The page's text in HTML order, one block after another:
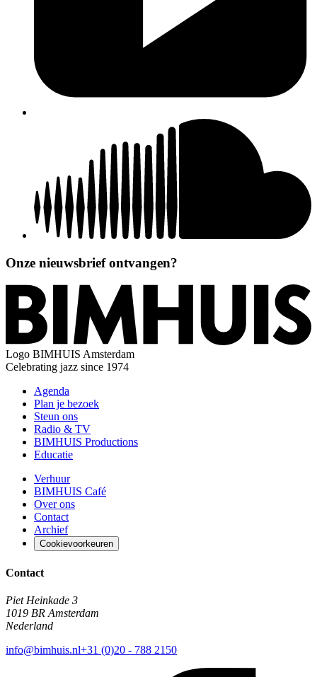
Onze nieuwsbrief ontvangen?
Logo BIMHUIS Amsterdam
Celebrating jazz since 1974
Agenda
Plan je bezoek
Steun ons
Radio & TV
BIMHUIS Productions
Educatie
Verhuur
BIMHUIS Café
Over ons
Contact
Archief
Cookievoorkeuren
Contact
Piet Heinkade 3
1019 BR Amsterdam
Nederland
info@bimhuis.nl+31 (0)20 - 788 2150